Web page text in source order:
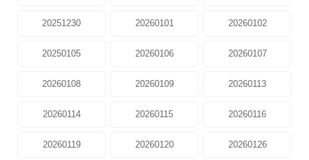
20251230 20260101 20260102
20250105 20260106 20260107
20260108 20260109 20260113
20260114 20260115 20260116
20260119 20260120 20260126